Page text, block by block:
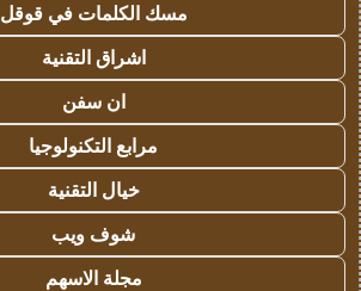
مسك الكلمات في قوقل
اشراق التقنية
ان سفن
مرابع التكنولوجيا
خيال التقنية
شوف ويب
مجلة الاسهم